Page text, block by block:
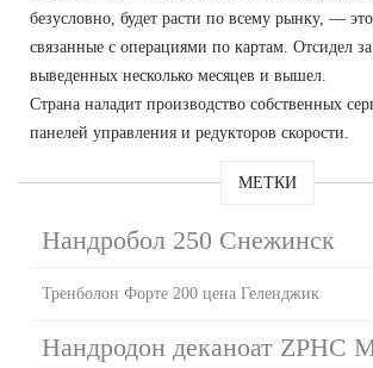
безусловно, будет расти по всему рынку, —
связанные с операциями по картам. Отсидел
выведенных несколько месяцев и вышел.
Страна наладит производство собственных
панелей управления и редукторов скорости.
МЕТКИ
Нандробол 250 Снежинск
Тренболон Форте 200 цена Геленджик
Нандродон деканоат ZPHC